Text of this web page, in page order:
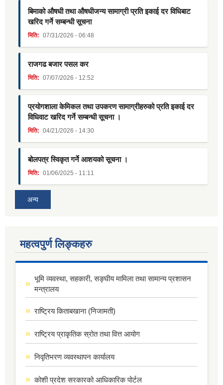
बिमाको औषधी तथा औषधीजन्य सामाग्री प्रति इकाई दर विधिबाट
खरिद गर्ने सम्बन्धी सूचना
मिति: 07/31/2026 - 06:48
राजगढ बजार पसल कर
मिति: 07/07/2026 - 12:52
प्रयोगशाला केमिकल तथा उपकरण सामाग्रीहरुको प्रति इकाई दर
विधिवाट खरिद गर्ने सम्बन्धी सूचना ।
मिति: 04/21/2026 - 14:30
बोलपत्र स्विकृत गर्ने आशयको सूचना ।
मिति: 01/06/2025 - 11:11
अन्य
महत्वपुर्ण लिङ्कहरु
भूमि व्यवस्था, सहकारी, सङ्घीय मामिला तथा सामान्य प्रशासन
मन्त्रालय
राष्ट्रिय किताबखाना (निजामती)
राष्ट्रिय प्राकृतिक स्रोत तथा वित्त आयोग
निवृतिभरण व्यवस्थापन कार्यालय
कोशी प्रदेश सरकारको आधिकारिक पोर्टल